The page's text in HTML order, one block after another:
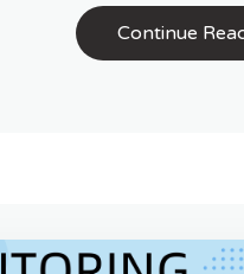
Continue